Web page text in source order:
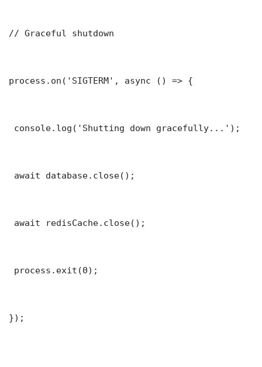
// Graceful shutdown
process.on('SIGTERM', async () => {
console.log('Shutting down gracefully...');
await database.close();
await redisCache.close();
process.exit(0);
});